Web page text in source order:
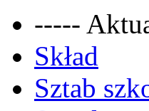
-----
Skład
Sztab